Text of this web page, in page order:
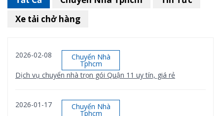
2026-02-08 Chuyển Nhà
Tphcm
Dịch vụ chuyển nhà trọn gói Quận 11 uy tín, giá rẻ
2026-01-17 Chuyển Nhà
Tphcm
Xe tải chở hàng